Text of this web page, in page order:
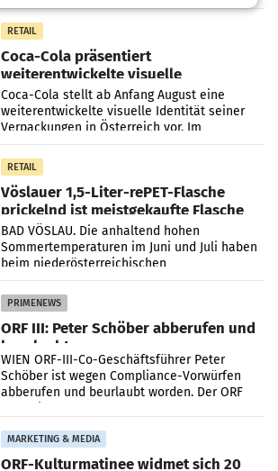
100 Prozent
RETAIL
Coca-Cola präsentiert
weiterentwickelte visuelle
Markenidentität
Coca-Cola stellt ab Anfang August eine
weiterentwickelte visuelle Identität seiner
Verpackungen in Österreich vor. Im
Mittelpunkt des Redesigns stehen zentrale
Gestaltungselemente
RETAIL
Vöslauer 1,5-Liter-rePET-Flasche
prickelnd ist meistgekaufte Flasche
Österreichs
BAD VÖSLAU. Die anhaltend hohen
Sommertemperaturen im Juni und Juli haben
beim niederösterreichischen
Getränkehersteller Vöslauer zu deutlichen
Absatzzuwächsen geführt. Während
PRIMENEWS
ORF III: Peter Schöber abberufen und
beurlaubt
WIEN ORF-III-Co-Geschäftsführer Peter
Schöber ist wegen Compliance-Vorwürfen
abberufen und beurlaubt worden. Der ORF
MARKETING & MEDIA
ORF-Kulturmatinee widmet sich 20